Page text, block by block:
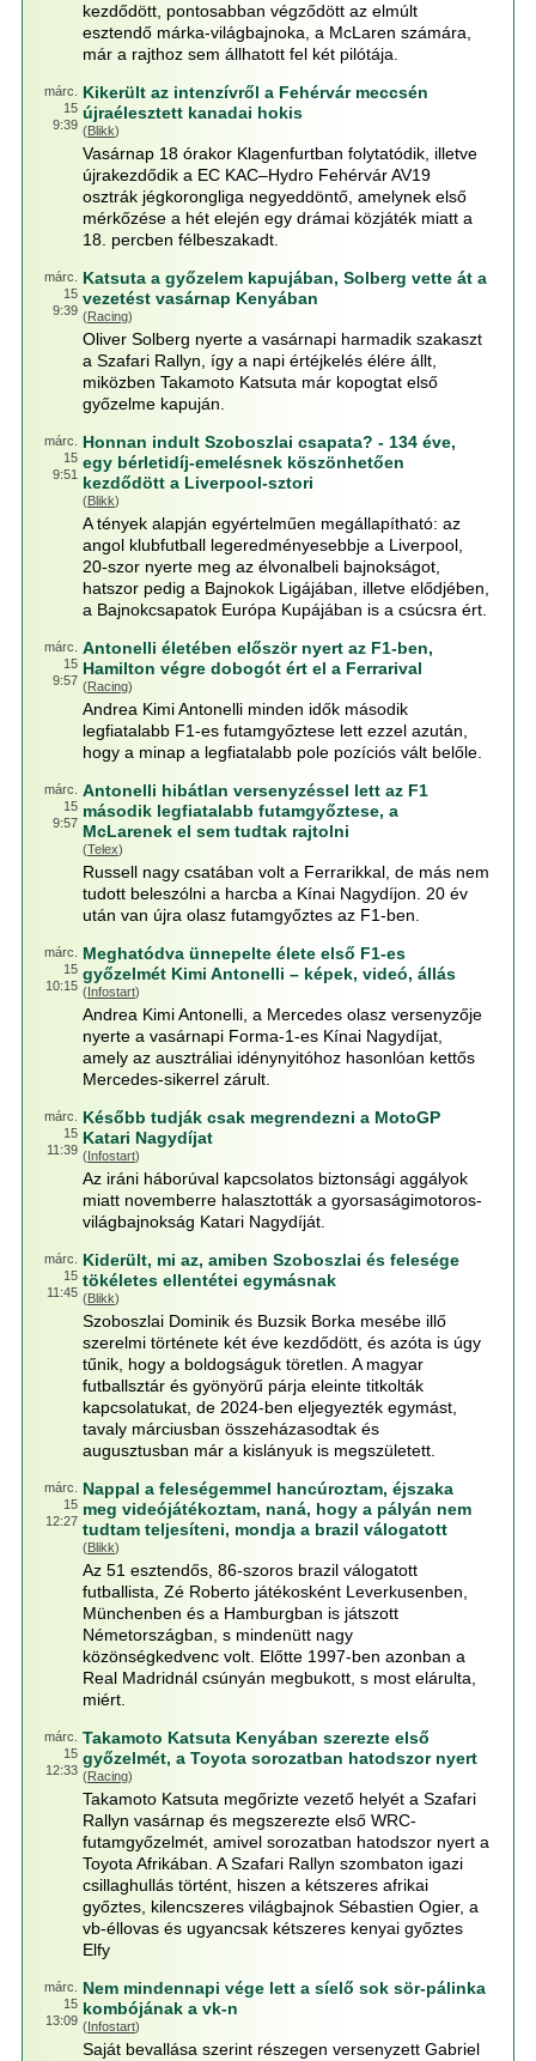
kezdődött, pontosabban végződött az elmúlt
esztendő márka-világbajnoka, a McLaren számára,
már a rajthoz sem állhatott fel két pilótája.
márc.
15
9:39
Kikerült az intenzívről a Fehérvár meccsén
újraélesztett kanadai hokis
(Blikk)
Vasárnap 18 órakor Klagenfurtban folytatódik, illetve
újrakezdődik a EC KAC–Hydro Fehérvár AV19
osztrák jégkorongliga negyeddöntő, amelynek első
mérkőzése a hét elején egy drámai közjáték miatt a
18. percben félbeszakadt.
márc.
15
9:39
Katsuta a győzelem kapujában, Solberg vette át a
vezetést vasárnap Kenyában
(Racing)
Oliver Solberg nyerte a vasárnapi harmadik szakaszt
a Szafari Rallyn, így a napi értéjkelés élére állt,
miközben Takamoto Katsuta már kopogtat első
győzelme kapuján.
márc.
15
9:51
Honnan indult Szoboszlai csapata? - 134 éve,
egy bérletidíj-emelésnek köszönhetően
kezdődött a Liverpool-sztori
(Blikk)
A tények alapján egyértelműen megállapítható: az
angol klubfutball legeredményesebbje a Liverpool,
20-szor nyerte meg az élvonalbeli bajnokságot,
hatszor pedig a Bajnokok Ligájában, illetve elődjében,
a Bajnokcsapatok Európa Kupájában is a csúcsra ért.
márc.
15
9:57
Antonelli életében először nyert az F1-ben,
Hamilton végre dobogót ért el a Ferrarival
(Racing)
Andrea Kimi Antonelli minden idők második
legfiatalabb F1-es futamgyőztese lett ezzel azután,
hogy a minap a legfiatalabb pole pozíciós vált belőle.
márc.
15
9:57
Antonelli hibátlan versenyzéssel lett az F1
második legfiatalabb futamgyőztese, a
McLarenek el sem tudtak rajtolni
(Telex)
Russell nagy csatában volt a Ferrarikkal, de más nem
tudott beleszólni a harcba a Kínai Nagydíjon. 20 év
után van újra olasz futamgyőztes az F1-ben.
márc.
15
10:15
Meghatódva ünnepelte élete első F1-es
győzelmét Kimi Antonelli – képek, videó, állás
(Infostart)
Andrea Kimi Antonelli, a Mercedes olasz versenyzője
nyerte a vasárnapi Forma-1-es Kínai Nagydíjat,
amely az ausztráliai idénynyitóhoz hasonlóan kettős
Mercedes-sikerrel zárult.
márc.
15
11:39
Később tudják csak megrendezni a MotoGP
Katari Nagydíjat
(Infostart)
Az iráni háborúval kapcsolatos biztonsági aggályok
miatt novemberre halasztották a gyorsaságimotoros-
világbajnokság Katari Nagydíját.
márc.
15
11:45
Kiderült, mi az, amiben Szoboszlai és felesége
tökéletes ellentétei egymásnak
(Blikk)
Szoboszlai Dominik és Buzsik Borka mesébe illő
szerelmi története két éve kezdődött, és azóta is úgy
tűnik, hogy a boldogságuk töretlen. A magyar
futballsztár és gyönyörű párja eleinte titkolták
kapcsolatukat, de 2024-ben eljegyezték egymást,
tavaly márciusban összeházasodtak és
augusztusban már a kislányuk is megszületett.
márc.
15
12:27
Nappal a feleségemmel hancúroztam, éjszaka
meg videójátékoztam, naná, hogy a pályán nem
tudtam teljesíteni, mondja a brazil válogatott
(Blikk)
Az 51 esztendős, 86-szoros brazil válogatott
futballista, Zé Roberto játékosként Leverkusenben,
Münchenben és a Hamburgban is játszott
Németországban, s mindenütt nagy
közönségkedvenc volt. Előtte 1997-ben azonban a
Real Madridnál csúnyán megbukott, s most elárulta,
miért.
márc.
15
12:33
Takamoto Katsuta Kenyában szerezte első
győzelmét, a Toyota sorozatban hatodszor nyert
(Racing)
Takamoto Katsuta megőrizte vezető helyét a Szafari
Rallyn vasárnap és megszerezte első WRC-
futamgyőzelmét, amivel sorozatban hatodszor nyert a
Toyota Afrikában. A Szafari Rallyn szombaton igazi
csillaghullás történt, hiszen a kétszeres afrikai
győztes, kilencszeres világbajnok Sébastien Ogier, a
vb-éllovas és ugyancsak kétszeres kenyai győztes
Elfy
márc.
15
13:09
Nem mindennapi vége lett a síelő sok sör-pálinka
kombójának a vk-n
(Infostart)
Saját bevallása szerint részegen versenyzett Gabriel